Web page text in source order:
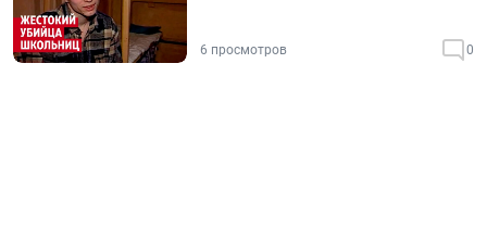
6 просмотров 0